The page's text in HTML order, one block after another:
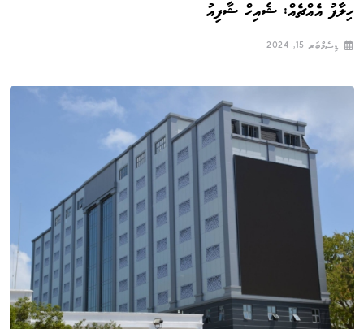
ހިލާފު އެއްޗެއް: ޝެއިހް ޝާފިއު
ޑިސެމްބަރ 15, 2024